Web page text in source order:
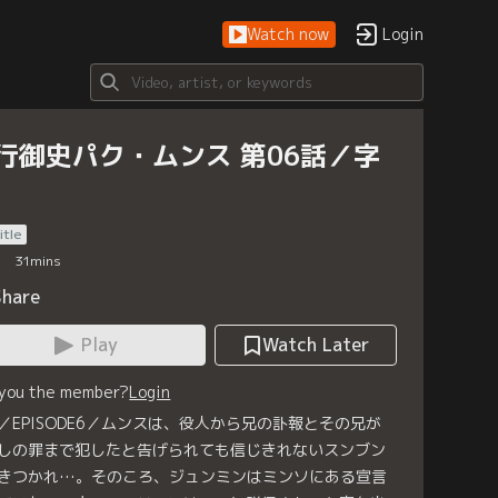
Watch now Login
御史パク・ムンス 第06話／字
31mins
Play
Watch Later
the member?Login
EPISODE6／ムンスは、役人から兄の訃報とその兄が
の罪まで犯したと告げられても信じきれないスンブン
つかれ…。そのころ、ジュンミンはミンソにある宣言